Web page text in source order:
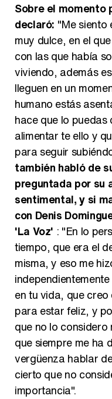
Sobre el momento
declaró: "Me siento
muy dulce, en el
con las que había
viviendo, además
lleguen en un
humano estás
hace que lo
alimentar te ello y
para seguir
también habló de
preguntada por su
sentimental, y si
con Denis
'La Voz' : "En lo
tiempo, que era el
misma, y eso me
en tu vida, que
para estar feliz, y
que no lo
que siempre me ha
vergüenza hablar
cierto que no
importancia".